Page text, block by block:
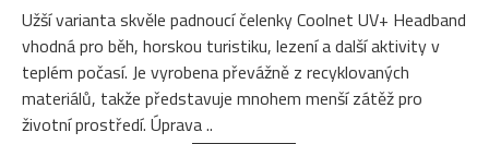
Užší varianta skvěle padnoucí čelenky Coolnet UV+ Headband
vhodná pro běh, horskou turistiku, lezení a další aktivity v
teplém počasí. Je vyrobena převážně z recyklovaných
materiálů, takže představuje mnohem menší zátěž pro
životní prostředí. Úprava ..